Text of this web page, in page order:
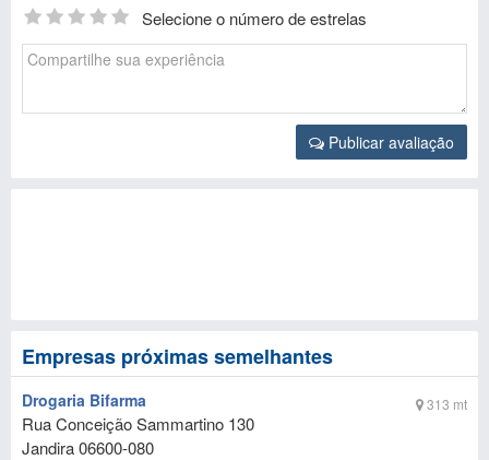
Selecione o número de estrelas
Publicar avaliação
Empresas próximas semelhantes
313 mt
Drogaria Bifarma
Rua Conceição Sammartino 130
Jandira06600-080